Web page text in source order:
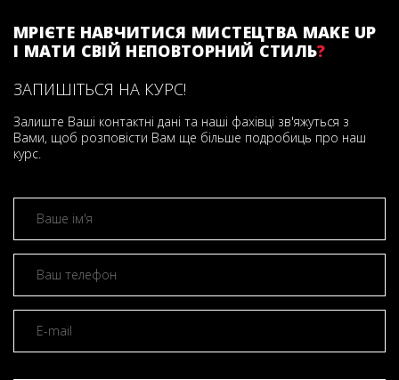
МРІЄТЕ НАВЧИТИСЯ МИСТЕЦТВА MAKE UP
І МАТИ СВІЙ НЕПОВТОРНИЙ СТИЛЬ?
ЗАПИШІТЬСЯ НА КУРС!
Залиште Ваші контактні дані та наші фахівці зв'яжуться з
Вами, щоб розповісти Вам ще більше подробиць про наш
курс.